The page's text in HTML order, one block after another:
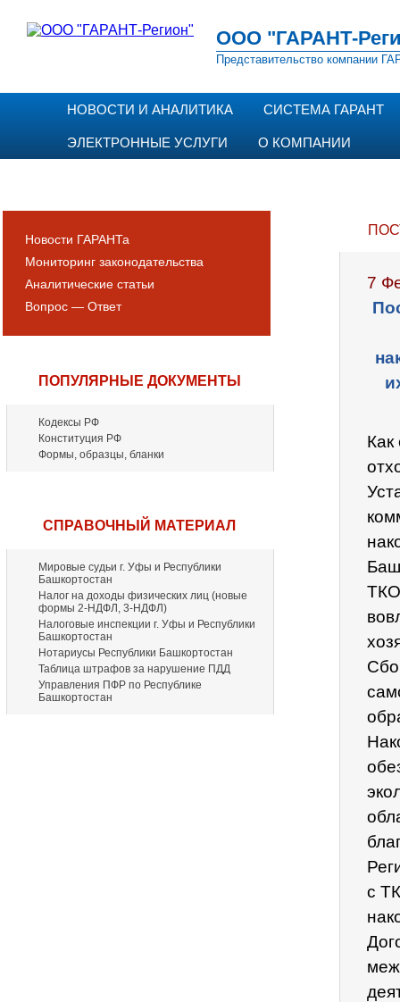
ООО "ГАРАНТ-
Представительство компании
НОВОСТИ И АНАЛИТИКА СИСТЕМА ГАРАНТ
ЭЛЕКТРОННЫЕ УСЛУГИ О КОМПАНИИ
Новости ГАРАНТа
Мониторинг законодательства
Аналитические статьи
Вопрос — Ответ
ПОПУЛЯРНЫЕ ДОКУМЕНТЫ
Кодексы РФ
Конституция РФ
Формы, образцы, бланки
СПРАВОЧНЫЙ МАТЕРИАЛ
Мировые судьи г. Уфы и Республики
Башкортостан
Налог на доходы физических лиц (новые
формы 2-НДФЛ, 3-НДФЛ)
Налоговые инспекции г. Уфы и Республики
Башкортостан
Нотариусы Республики Башкортостан
Таблица штрафов за нарушение ПДД
Управления ПФР по Республике
Башкортостан
7
Как
ТКО
с